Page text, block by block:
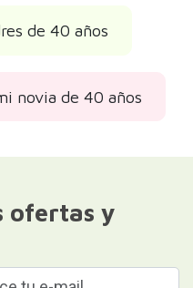
de 40 años
novia de 40 años
ofertas y